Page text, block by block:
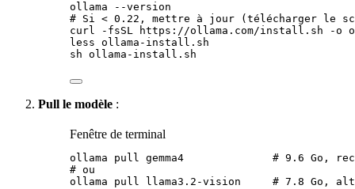
ollama
--version
# Si < 0.22, mettre à jour (télécharger le
curl
-fsSL https://ollama.com/install.sh -o
less ollama-install.sh
sh ollama-install.sh
Pull le modèle :
Fenêtre de terminal
ollama pull gemma4
# 9.6 Go,
# ou
ollama
pull llama3.2-vision # 7.8 Go,